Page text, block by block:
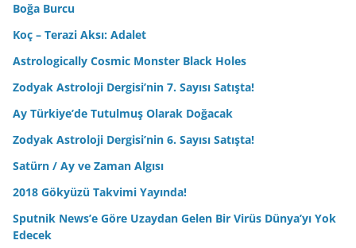
Boğa Burcu
Koç – Terazi Aksı: Adalet
Astrologically Cosmic Monster Black Holes
Zodyak Astroloji Dergisi’nin 7. Sayısı Satışta!
Ay Türkiye’de Tutulmuş Olarak Doğacak
Zodyak Astroloji Dergisi’nin 6. Sayısı Satışta!
Satürn / Ay ve Zaman Algısı
2018 Gökyüzü Takvimi Yayında!
Sputnik News’e Göre Uzaydan Gelen Bir Virüs Dünya’yı Yok
Edecek